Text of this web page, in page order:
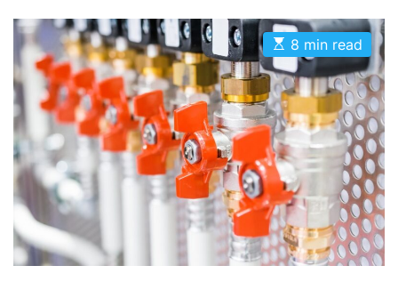
i
e
s
E
s
t
i
m
a
t
e
d
r
e
a
d
t
i
m
e
8 min read